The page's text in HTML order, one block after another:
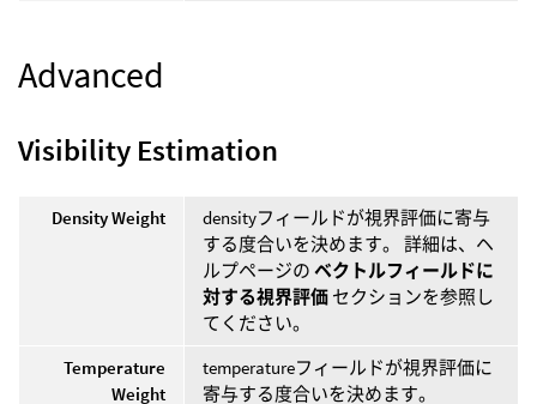
Advanced
Visibility Estimation
Density Weight
densityフィールドが視界評価に寄与
する度合いを決めます。 詳細は、ヘ
ルプページの ベクトルフィールドに
対する視界評価 セクションを参照し
てください。
Temperature
Weight
temperatureフィールドが視界評価に
寄与する度合いを決めます。